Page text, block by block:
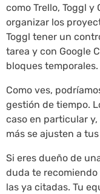
como Trello, Toggl y
organizar los
Toggl tener un
tarea y con Google
bloques temporales.
Como ves,
gestión de tiempo.
caso en particular
más se ajusten a
Si eres dueño de
duda te
las ya citadas. Tu